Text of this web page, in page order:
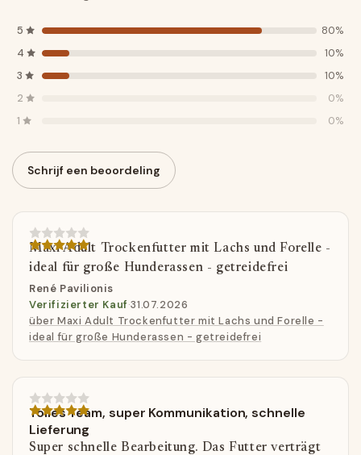
5
80%
4
10%
3
10%
2
0%
1
0%
Schrijf een beoordeling
Maxi Adult Trockenfutter mit Lachs und Forelle -
ideal für große Hunderassen - getreidefrei
René Pavilionis
Verifizierter Kauf·31.07.2026
über Maxi Adult Trockenfutter mit Lachs und Forelle -
ideal für große Hunderassen - getreidefrei
Tolles Team, super Kommunikation, schnelle
Lieferung
Super schnelle Bearbeitung. Das Futter verträgt